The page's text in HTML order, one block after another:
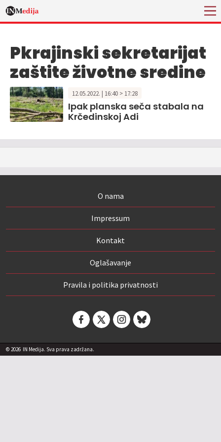
Pkrajinski sekretarijat
zaštite životne sredine
12.05.2022. | 16:40 > 17:28
Ipak planska seča stabala na
Krčedinskoj Adi
O nama
Impressum
Kontakt
Oglašavanje
Pravila i politika privatnosti
© 2026 IN Medija. Sva prava zadržana.